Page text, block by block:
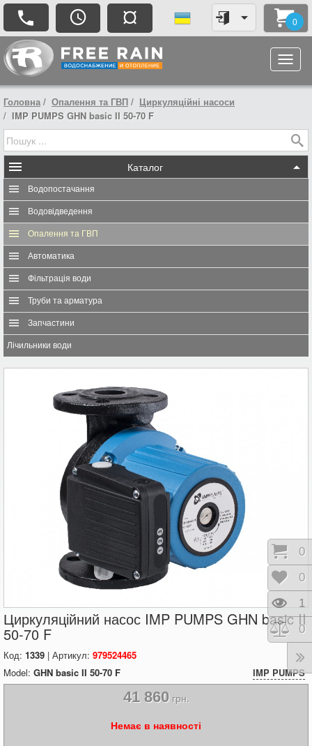
¤ 0
Головна Опалення та ГВП
Циркуляційні насоси
IMP PUMPS GHN basic II 50-70 F
Каталог
Водопостачання
Водовідведення
Опалення та ГВП
Автоматика
Фільтрація води
Труби та арматура
Запчастини
Лічильники води
Циркуляційний насос IMP PUMPS GHN basic II
50-70 F
Код: 1339 | Артикул: 979524465
Model: GHN basic II 50-70 F IMP PUMPS
41 860грн.
Немає в наявності
0
0
1
0